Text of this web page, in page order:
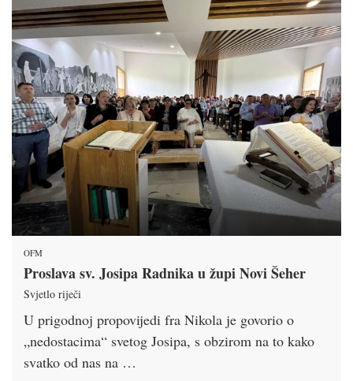
OFM
Proslava sv. Josipa Radnika u župi Novi Šeher
Svjetlo riječi
U prigodnoj propovijedi fra Nikola je govorio o
„nedostacima“ svetog Josipa, s obzirom na to kako
svatko od nas na …